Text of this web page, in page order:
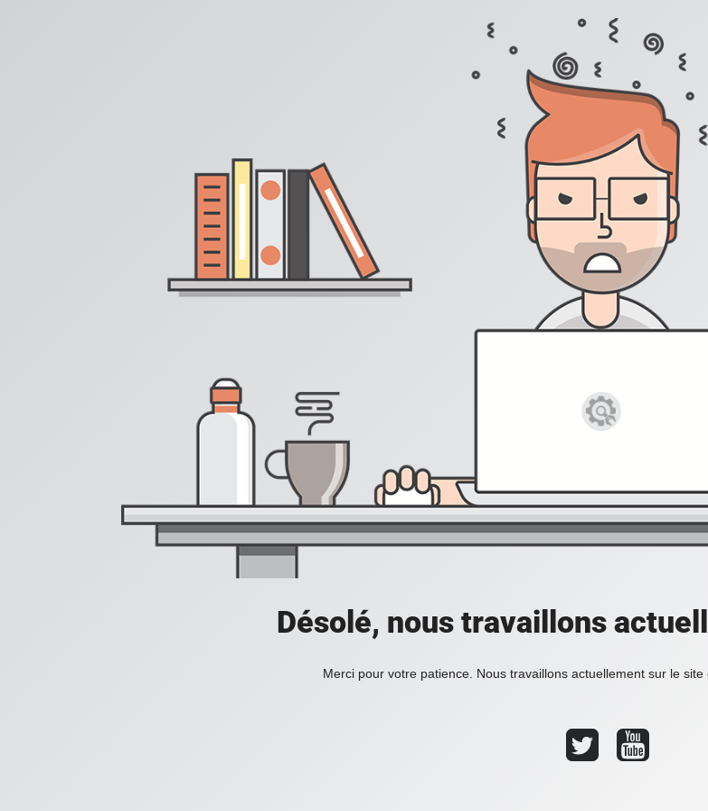
Désolé, nous travaillons
Merci pour votre patience. Nous travaillons actuellement sur le